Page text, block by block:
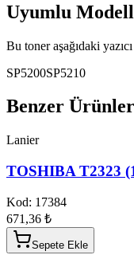
Uyumlu
Bu toner aşağıdaki
SP5200SP5210
Benzer Ürünler
Lanier
TOSHIBA T2323
Kod: 17384
671,36 ₺
Sepete Ekle